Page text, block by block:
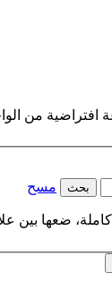
افتراضية من
بحث مسح
ضعها بين